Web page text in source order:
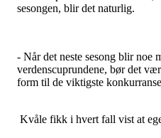
sesongen, blir det naturlig.
- Når det neste sesong blir noe
verdenscuprundene, bør det
form til de viktigste
Kvåle fikk i hvert fall vist at